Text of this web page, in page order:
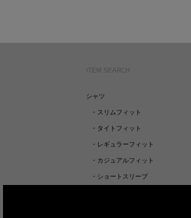
ITEM SEARCH
シャツ
・ スリムフィット
・ タイトフィット
・ レギュラーフィット
・ カジュアルフィット
・ ショートスリーブ